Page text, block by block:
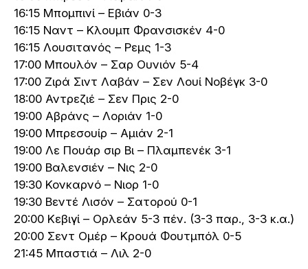
16:15 Μπομπινί – Εβιάν 0-3
16:15 Ναντ – Κλουμπ Φρανσισκέν 4-0
16:15 Λουσιτανός – Ρεμς 1-3
17:00 Μπουλόν – Σαρ Ουνιόν 5-4
17:00 Ζιρά Σιντ Λαβάν – Σεν Λουί Νοβέγκ 3-0
18:00 Αντρεζιέ – Σεν Πρις 2-0
19:00 Αβράνς – Λοριάν 1-0
19:00 Μπρεσουίρ – Αμιάν 2-1
19:00 Λε Πουάρ σιρ Βι – Πλαμπενέκ 3-1
19:00 Βαλενσιέν – Νις 2-0
19:30 Κονκαρνό – Νιορ 1-0
19:30 Βεντέ Λισόν – Σατορού 0-1
20:00 Κεβιγί – Ορλεάν 5-3 πέν. (3-3 παρ., 3-3 κ.α.)
20:00 Σεντ Ομέρ – Κρουά Φουτμπόλ 0-5
21:45 Μπαστιά – Λιλ 2-0